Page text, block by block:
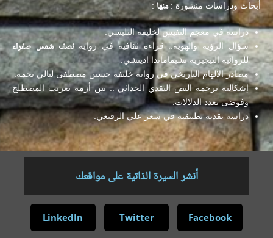
أبحاث ودراسات منشورة :منها :
دراسة في معجم النفيس لخليفة التليسي.
سؤال الرؤية والهوية.. قراءة ثقافية في روايةنصف شمس صفراء
للروائية النيجيرية تشيماماندا اديتشي.
مصادر الالهام التاريخي في رواية خليفة حسين مصطفى ليالي نجمة.
إشكالية ترجمة النص النقدي الحداثي .. بين أزمة تعريب المصطلح
وفوضى تعدد الدلالات.
دراسة نقدية تطبيقية في سعر علي الرقيعي.
أنشر السيرة الذاتية على مواقعك
Facebook
Twitter
LinkedIn